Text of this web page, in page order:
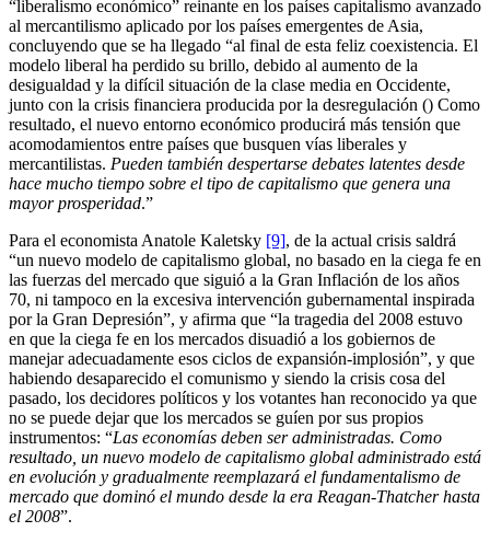
“liberalismo económico” reinante en los países capitalismo avanzado
al mercantilismo aplicado por los países emergentes de Asia,
concluyendo que se ha llegado “al final de esta feliz coexistencia. El
modelo liberal ha perdido su brillo, debido al aumento de la
desigualdad y la difícil situación de la clase media en Occidente,
junto con la crisis financiera producida por la desregulación () Como
resultado, el nuevo entorno económico producirá más tensión que
acomodamientos entre países que busquen vías liberales y
mercantilistas. Pueden también despertarse debates latentes desde
hace mucho tiempo sobre el tipo de capitalismo que genera una
mayor prosperidad.”
Para el economista Anatole Kaletsky [9], de la actual crisis saldrá
“un nuevo modelo de capitalismo global, no basado en la ciega fe en
las fuerzas del mercado que siguió a la Gran Inflación de los años
70, ni tampoco en la excesiva intervención gubernamental inspirada
por la Gran Depresión”, y afirma que “la tragedia del 2008 estuvo
en que la ciega fe en los mercados disuadió a los gobiernos de
manejar adecuadamente esos ciclos de expansión-implosión”, y que
habiendo desaparecido el comunismo y siendo la crisis cosa del
pasado, los decidores políticos y los votantes han reconocido ya que
no se puede dejar que los mercados se guíen por sus propios
instrumentos: “Las economías deben ser administradas. Como
resultado, un nuevo modelo de capitalismo global administrado está
en evolución y gradualmente reemplazará el fundamentalismo de
mercado que dominó el mundo desde la era Reagan-Thatcher hasta
el 2008”.